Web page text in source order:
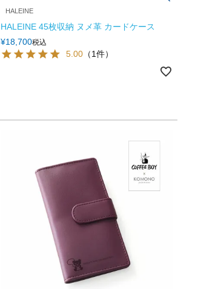
HALEINE
HALEINE 45枚収納 ヌメ革 カードケース
¥18,700税込
5.00 （1件）